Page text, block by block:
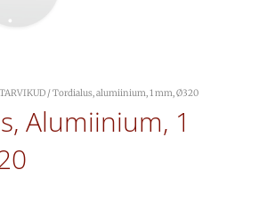
/ Tordialus, alumiinium, 1 mm, Ø320
Alumiinium, 1